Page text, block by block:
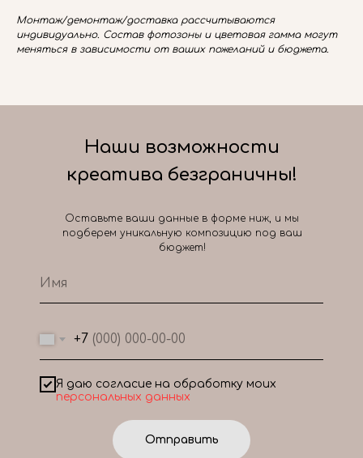
Монтаж/демонтаж/доставка рассчитываются
индивидуально. Состав фотозоны и цветовая гамма могут
меняться в зависимости от ваших пожеланий и бюджета.
+7
Я даю согласие на обработку моих
персональных данных
Отправить
Наши возможности
креатива безграничны!
Оставьте ваши данные в форме ниж, и мы
подберем уникальную композицию под ваш
бюджет!